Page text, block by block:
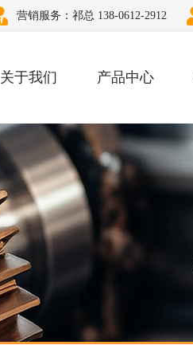
营销服务：祁总 138-0612-2912
关于我们 产品中心